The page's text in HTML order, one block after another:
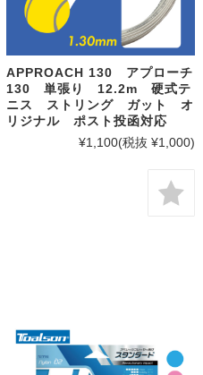
APPROACH 130 アプローチ
130 単張り 12.2m 硬式テ
ニス ストリング ガット オ
リジナル ポスト投函対応
¥1,100(税抜 ¥1,000)